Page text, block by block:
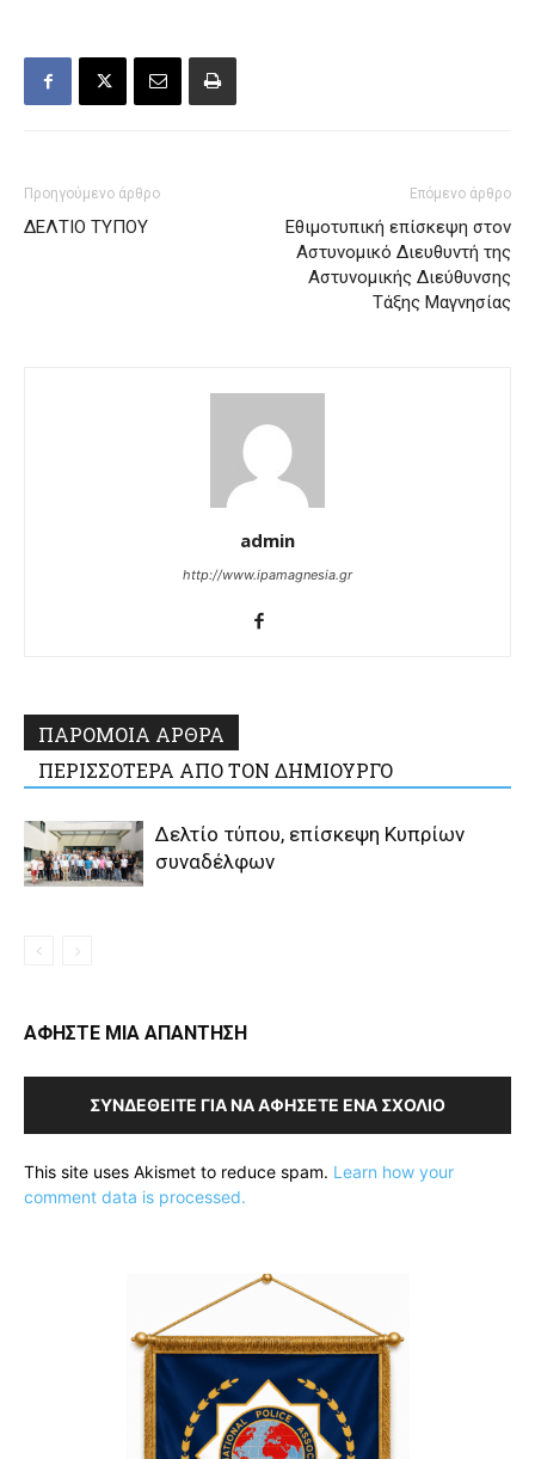
Προηγούμενο άρθρο
ΔΕΛΤΙΟ ΤΥΠΟΥ
Επόμενο άρθρο
Εθιμοτυπική επίσκεψη στον
Αστυνομικό Διευθυντή της
Αστυνομικής Διεύθυνσης
Τάξης Μαγνησίας
admin
http://www.ipamagnesia.gr
ΠΑΡΟΜΟΙΑ ΑΡΘΡΑ
ΠΕΡΙΣΣΟΤΕΡΑ ΑΠΟ ΤΟΝ ΔΗΜΙΟΥΡΓΟ
Δελτίο τύπου, επίσκεψη Κυπρίων
συναδέλφων
ΑΦΗΣΤΕ ΜΙΑ ΑΠΑΝΤΗΣΗ
ΣΥΝΔΕΘΕΊΤΕ ΓΙΑ ΝΑ ΑΦΉΣΕΤΕ ΈΝΑ ΣΧΌΛΙΟ
This site uses Akismet to reduce spam. Learn how your
comment data is processed.